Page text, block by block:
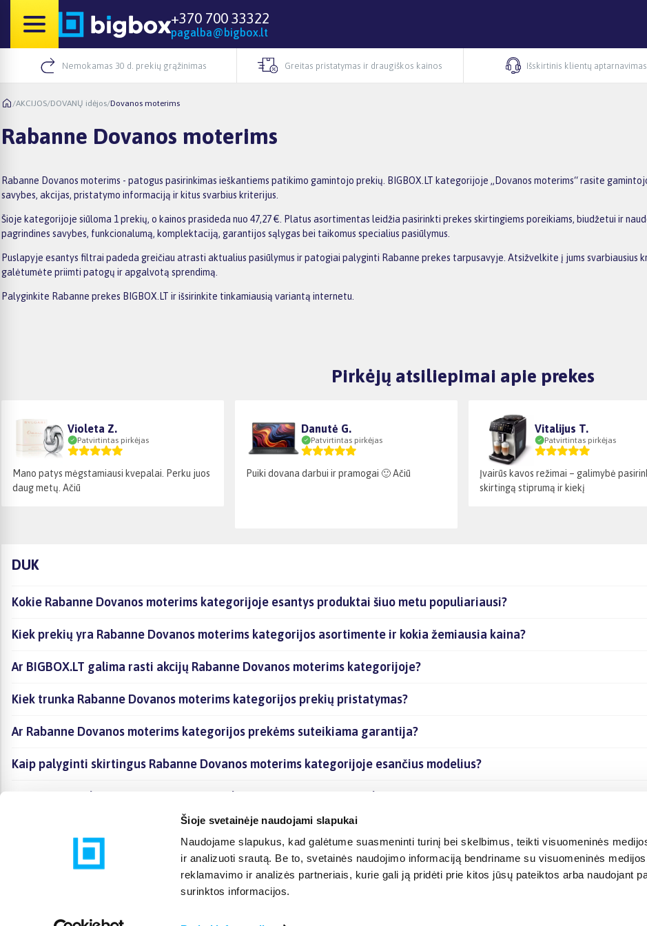
Šioje svetainėje naudojami slapukai
Naudojame slapukus, kad galėtume suasmeninti turinį bei skelbimus, teikti visuomeninės
ir analizuoti srautą. Be to, svetainės naudojimo informaciją bendriname su visuomeninės
reklamavimo ir analizės partneriais, kurie gali ją pridėti prie kitos jūsų pateiktos arba naudojant
surinktos informacijos.
+370 700 33322
pagalba@bigbox.lt
Nemokamas 30 d. prekių grąžinimas Greitas pristatymas ir draugiškos kainos Išskirtinis klientų aptarnavimas
/AKCIJOS/DOVANŲ idėjos/Dovanos moterims
Rabanne Dovanos moterims
Rabanne Dovanos moterims - patogus pasirinkimas ieškantiems patikimo gamintojo prekių. BIGBOX.LT kategorijoje „Dovanos moterims“ rasite
savybes, akcijas, pristatymo informaciją ir kitus svarbius kriterijus.
Šioje kategorijoje siūloma 1 prekių, o kainos prasideda nuo 47,27 €. Platus asortimentas leidžia pasirinkti prekes skirtingiems poreikiams, biudžetui ir
pagrindines savybes, funkcionalumą, komplektaciją, garantijos sąlygas bei taikomus specialius pasiūlymus.
Puslapyje esantys filtrai padeda greičiau atrasti aktualius pasiūlymus ir patogiai palyginti Rabanne prekes tarpusavyje. Atsižvelkite į jums svarbiausius
galėtumėte priimti patogų ir apgalvotą sprendimą.
Palyginkite Rabanne prekes BIGBOX.LT ir išsirinkite tinkamiausią variantą internetu.
Pirkėjų atsiliepimai apie prekes
Violeta Z.
Patvirtintas pirkėjas
Mano patys mėgstamiausi kvepalai. Perku juos
daug metų. Ačiū
Danutė G.
Patvirtintas pirkėjas
Puiki dovana darbui ir pramogai 🙂 Ačiū
Vitalijus T.
Patvirtintas pirkėjas
Įvairūs kavos režimai – galimybė
skirtingą stiprumą ir kiekį
DUK
Kokie Rabanne Dovanos moterims kategorijoje esantys produktai šiuo metu populiariausi?
Kiek prekių yra Rabanne Dovanos moterims kategorijos asortimente ir kokia žemiausia kaina?
Ar BIGBOX.LT galima rasti akcijų Rabanne Dovanos moterims kategorijoje?
Kiek trunka Rabanne Dovanos moterims kategorijos prekių pristatymas?
Ar Rabanne Dovanos moterims kategorijos prekėms suteikiama garantija?
Kaip palyginti skirtingus Rabanne Dovanos moterims kategorijoje esančius modelius?
Kaip įsigyti Rabanne Dovanos moterims kategorijoje esančias prekes internetu?